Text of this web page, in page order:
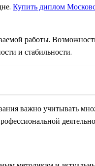
Купить диплом
работы.
и стабильности.
важно учитывать